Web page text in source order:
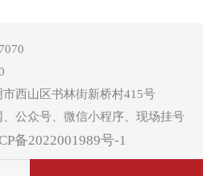
西山区书林街新桥村415号
公众号、微信小程序、现场挂号
备2022001989号-1